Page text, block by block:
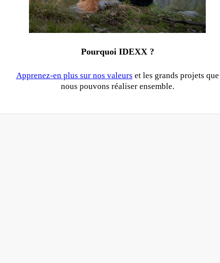
Pourquoi IDEXX ?
Apprenez-en plus sur nos valeurs et les grands projets que
nous pouvons réaliser ensemble.